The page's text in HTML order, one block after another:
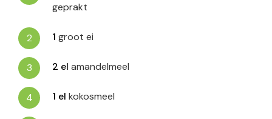
geprakt
1 groot ei
2 el amandelmeel
1 el kokosmeel